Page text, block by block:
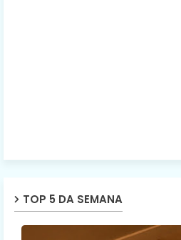
TOP 5 DA SEMANA